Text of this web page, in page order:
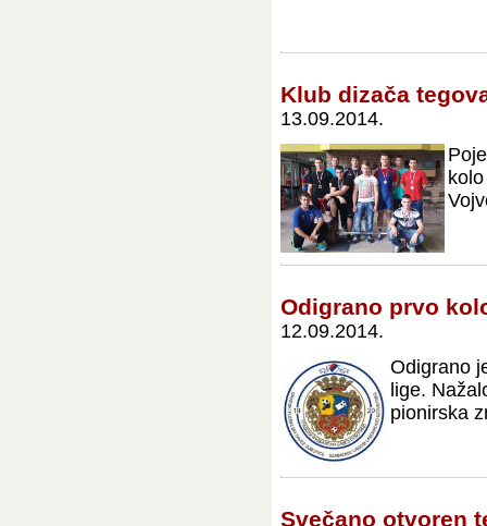
Klub dizača
13.09.2014.
Odigrano prvo
12.09.2014.
Odigrano
lige.
pionirska
Svečano otvoren